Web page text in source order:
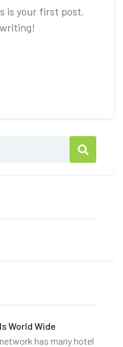
is your first post.
World Wide
has many hotel